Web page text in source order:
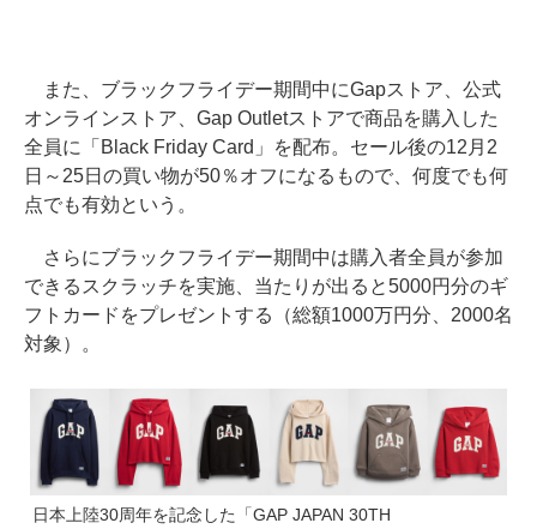
また、ブラックフライデー期間中にGapストア、公式
オンラインストア、Gap Outletストアで商品を購入した
全員に「Black Friday Card」を配布。セール後の12月2
日～25日の買い物が50％オフになるもので、何度でも何
点でも有効という。
さらにブラックフライデー期間中は購入者全員が参加
できるスクラッチを実施、当たりが出ると5000円分のギ
フトカードをプレゼントする（総額1000万円分、2000名
対象）。
日本上陸30周年を記念した「GAP JAPAN 30TH